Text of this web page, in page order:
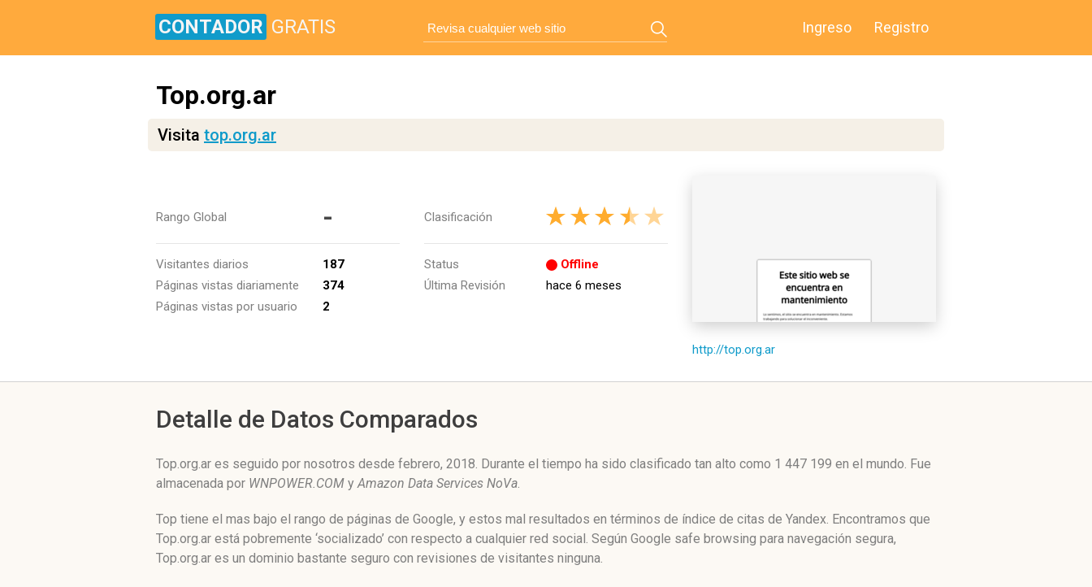
CONTADOR GRATIS Ingreso Registro
Top.org.ar
Visita top.org.ar
Rango Global -
Visitantes diarios
187
Páginas vistas diariamente
374
Páginas vistas por usuario
2
Clasificación
Status
Offline
Última Revisión
hace 6 meses
http://top.org.ar
Detalle de Datos Comparados
Top.org.ar es seguido por nosotros desde febrero, 2018. Durante el tiempo ha sido clasificado tan alto como 1 447 199 en el mundo. Fue
almacenada por WNPOWER.COM yAmazon Data Services NoVa.
Top tiene el mas bajo el rango de páginas de Google, y estos mal resultados en términos de índice de citas de Yandex. Encontramos que
Top.org.ar está pobremente ‘socializado’ con respecto a cualquier red social. Según Google safe browsing para navegación segura,
Top.org.ar es un dominio bastante seguro con revisiones de visitantes ninguna.